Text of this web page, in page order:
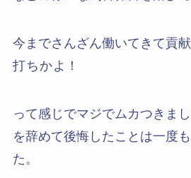
今までさんざん働いてきて貢献
打ちかよ！
って感じでマジでムカつきま
を辞めて後悔したことは一度
た。